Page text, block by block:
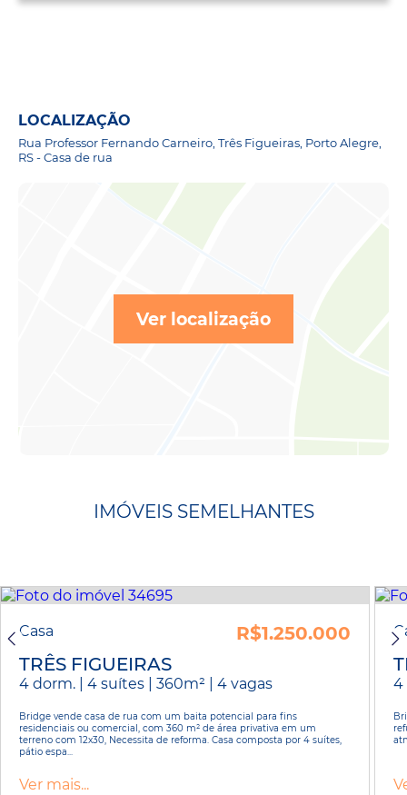
LOCALIZAÇÃO
Rua Professor Fernando Carneiro, Três Figueiras, Porto Alegre,
RS - Casa de rua
Ver localização
IMÓVEIS SEMELHANTES
Casa
R$1.250.000
TRÊS FIGUEIRAS
4 dorm. | 4 suítes | 360m² | 4 vagas
Bridge vende casa de rua com um baita potencial para fins
residenciais ou comercial, com 360 m² de área privativa em um
terreno com 12x30, Necessita de reforma. Casa composta por 4 suítes,
pátio espa...
Ver mais...
4